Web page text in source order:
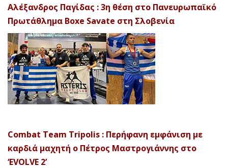
Αλέξανδρος Παγίδας : 3η θέση στο Πανευρωπαϊκό
Πρωτάθλημα Boxe Savate στη Σλοβενία
Combat Team Tripolis : Περήφανη εμφάνιση με
καρδιά μαχητή ο Πέτρος Μαστρογιάννης στο
‘EVOLVE 2’